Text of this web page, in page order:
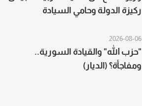
ركيزة الدولة وحامي السيادة
2026-08-06
"حزب الله" والقيادة السورية..
ومفاجأة؟ (الديار)